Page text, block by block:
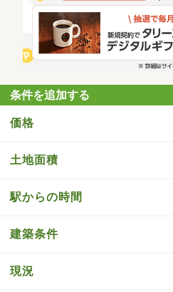
条件を追加する
価格
土地面積
駅からの時間
建築条件
現況